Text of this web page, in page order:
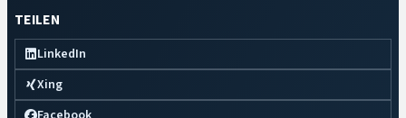
TEILEN
LinkedIn
Xing